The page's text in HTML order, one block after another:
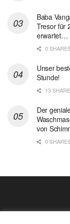
Baba
Tresor für
erwartet…
0
Unser
Stunde!
13
Der
von
0